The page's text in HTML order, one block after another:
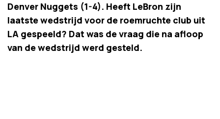
Denver Nuggets (1-4). Heeft LeBron zijn
laatste wedstrijd voor de roemruchte club uit
LA gespeeld? Dat was de vraag die na afloop
van de wedstrijd werd gesteld.